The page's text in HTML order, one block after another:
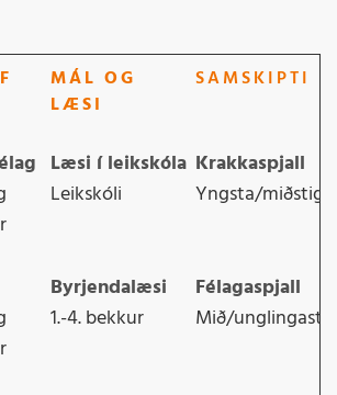
MÁL OG
LÆSI
SAMSKIPTI
Læsi í leikskóla
Leikskóli
Krakkaspjall
Yngsta/miðstig
Byrjendalæsi
1.-4. bekkur
Félagaspjall
Mið/unglingastig